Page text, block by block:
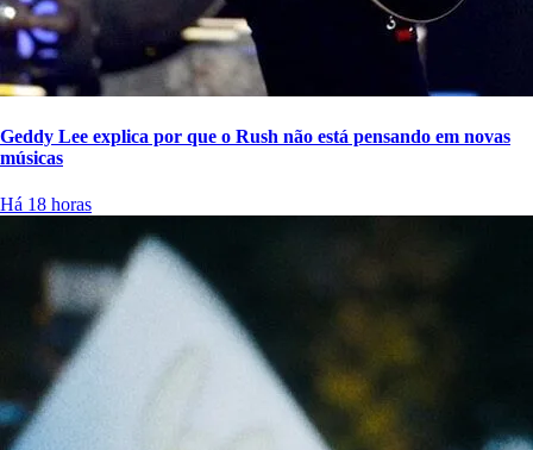
Geddy Lee explica por que o Rush não está pensando em novas
músicas
Há 18 horas